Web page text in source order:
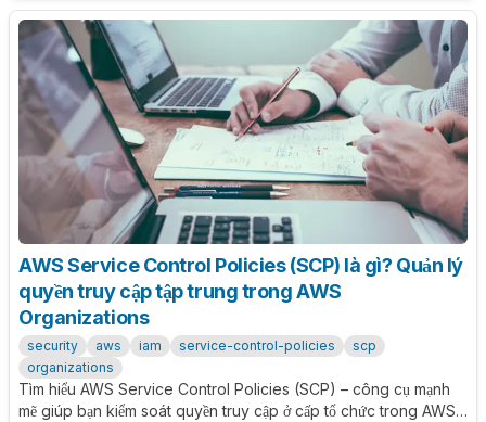
Sustainability.
AWS Service Control Policies (SCP) là gì? Quản lý
quyền truy cập tập trung trong AWS
Organizations
security aws iam service-control-policies
scp
organizations
Tìm hiểu AWS Service Control Policies (SCP) – công cụ mạnh
mẽ giúp bạn kiểm soát quyền truy cập ở cấp tổ chức trong AWS